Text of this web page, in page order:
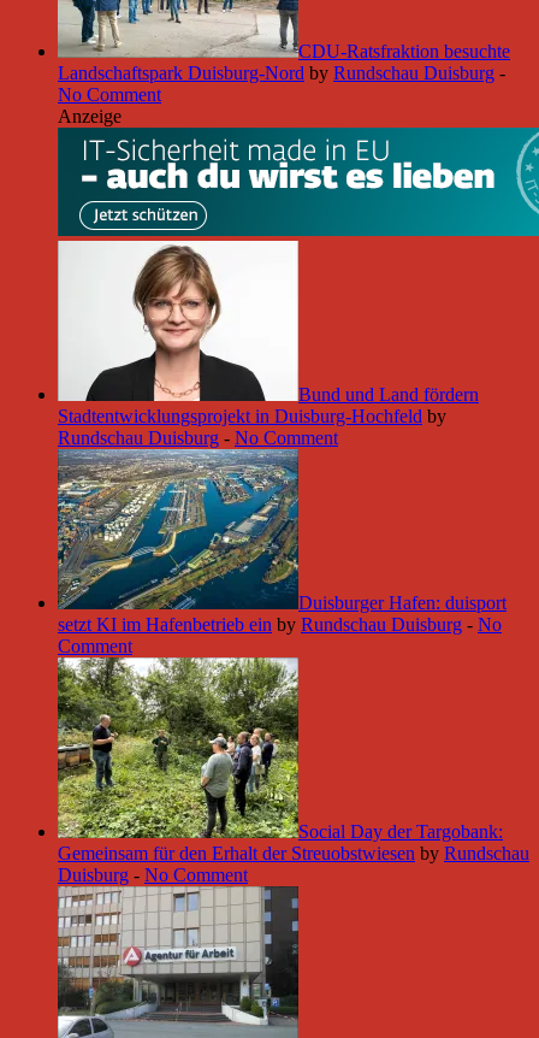
CDU-Ratsfraktion besuchte
Landschaftspark Duisburg-Nord by Rundschau Duisburg -
No Comment
Anzeige
Bund und Land fördern
Stadtentwicklungsprojekt in Duisburg-Hochfeld by
Rundschau Duisburg - No Comment
Duisburger Hafen: duisport
setzt KI im Hafenbetrieb ein by Rundschau Duisburg - No
Comment
Social Day der Targobank:
Gemeinsam für den Erhalt der Streuobstwiesen by Rundschau
Duisburg - No Comment